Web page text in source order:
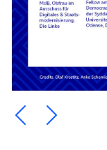
Ein Element
Ein